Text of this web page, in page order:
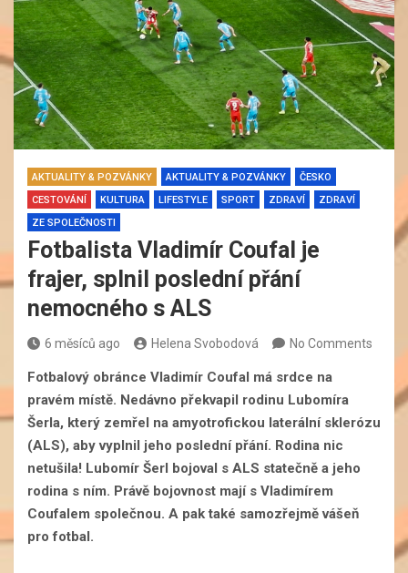
AKTUALITY & POZVÁNKY AKTUALITY & POZVÁNKY
ČESKO
CESTOVÁNÍ
KULTURA LIFESTYLE SPORT ZDRAVÍ
ZDRAVÍ
ZE SPOLEČNOSTI
Fotbalista Vladimír Coufal je
frajer, splnil poslední přání
nemocného s ALS
6 měsíců ago Helena Svobodová No Comments
Fotbalový obránce Vladimír Coufal má srdce na
pravém místě. Nedávno překvapil rodinu Lubomíra
Šerla, který zemřel na amyotrofickou laterální sklerózu
(ALS), aby vyplnil jeho poslední přání. Rodina nic
netušila! Lubomír Šerl bojoval s ALS statečně a jeho
rodina s ním. Právě bojovnost mají s Vladimírem
Coufalem společnou. A pak také samozřejmě vášeň
pro fotbal.